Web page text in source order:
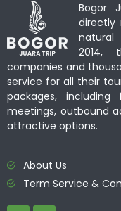
Bogor
directly
natural
2014,
companies and
service for all their
packages,
meetings, outbound
attractive options.
About Us
Term Service &